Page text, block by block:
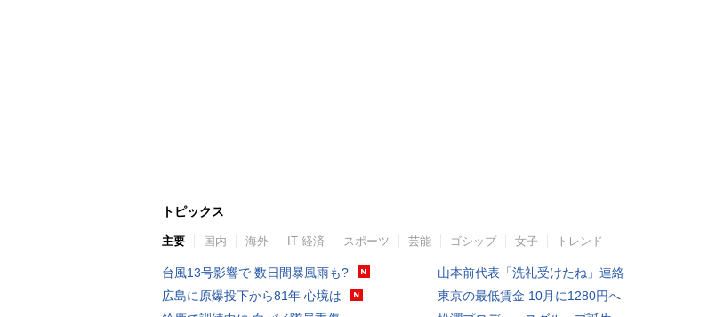
トピックス
主要 国内 海外 IT 経済 スポーツ 芸能 ゴシップ 女子 トレンド
台風13号影響で 数日間暴風雨も?
広島に原爆投下から81年 心境は
山本前代表「洗礼受けたね」連絡
東京の最低賃金 10月に1280円へ